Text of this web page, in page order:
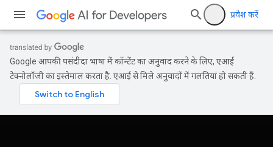
प्रवेश करें
Google आपकी पसंदीदा भाषा में कॉन्टेंट का अनुवाद करने के लिए, एआई
टेक्नोलॉजी का इस्तेमाल करता है. एआई से मिले अनुवादों में गलतियां हो सकती हैं.